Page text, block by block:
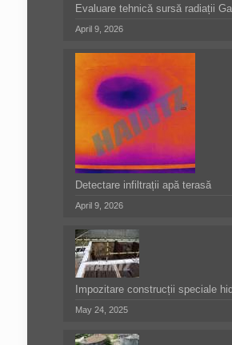
Evaluare tehnică sursă radiații
April 9, 2026
Detectare infiltrații apă terasă
April 9, 2026
Impozitare construcții speciale
May 24, 2025